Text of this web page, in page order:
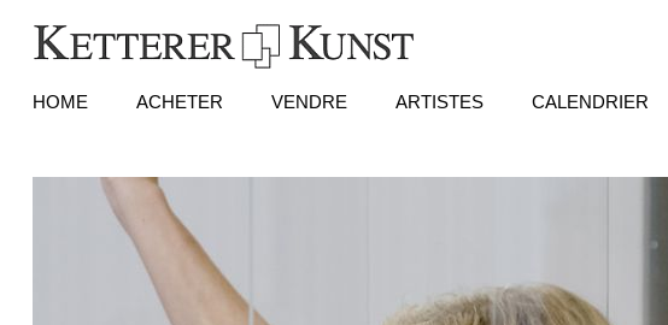
HOME ACHETER VENDRE ARTISTES CALENDRIER